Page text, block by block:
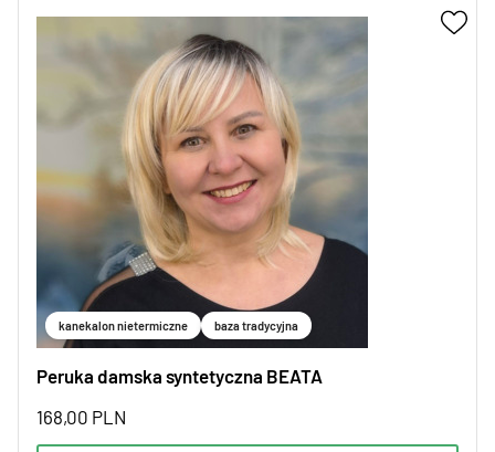
kanekalon nietermiczne baza tradycyjna
Peruka damska syntetyczna BEATA
168,00 PLN